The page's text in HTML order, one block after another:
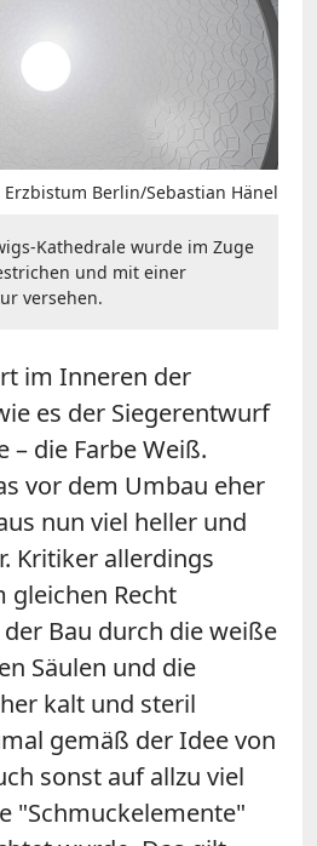
Berlin/Sebastian Hänel
Kathedrale wurde im Zuge
und mit einer
versehen.
im Inneren der
es der Siegerentwurf
– die Farbe Weiß.
vor dem Umbau eher
nun viel heller und
Kritiker allerdings
Recht
Bau durch die weiße
Säulen und die
kalt und steril
gemäß der Idee von
sonst auf allzu viel
"Schmuckelemente"